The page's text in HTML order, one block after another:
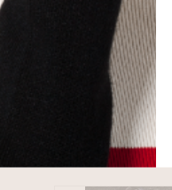
Création d’une